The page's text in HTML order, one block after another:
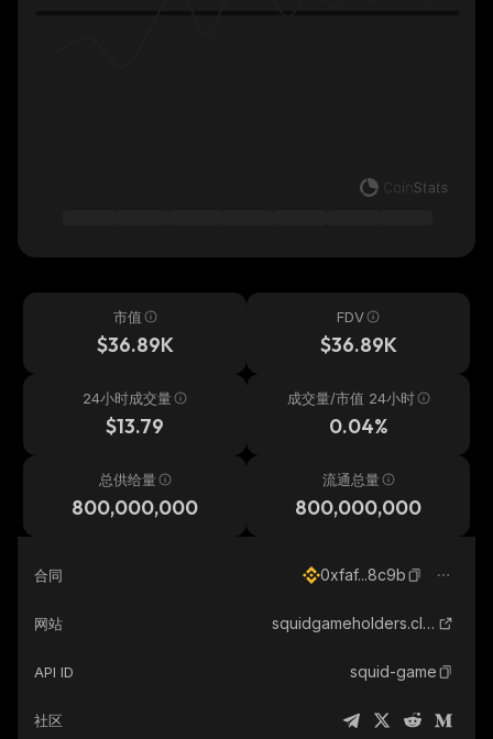
市值
$36.89K
FDV
$36.89K
24小时成交量
$13.79
成交量/市值 24小时
0.04%
总供给量
800,000,000
流通总量
800,000,000
合同 0xfaf...8c9b
网站 squidgameholders.club
API ID squid-game
社区